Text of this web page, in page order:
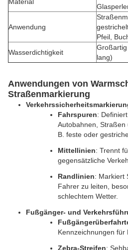
Anwendung
Pfeil,
Wasserdichtigkeit
Großartig
lang)
Anwendungen von
Straßenmarkierung
Fahrspuren:
Autobahnen, Straßen
B. feste oder
Mittellinien: Trennt
gegensätzliche
Randlinien: Markiert
Fahrer zu leiten,
schlechtem Wetter.
Fußgänger- und
Kennzeichnungen für
Zebra-Streifen: